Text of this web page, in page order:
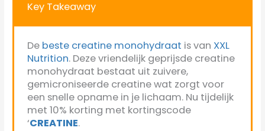
Key Takeaway
De beste creatine monohydraat is van XXL
Nutrition. Deze vriendelijk geprijsde creatine
monohydraat bestaat uit zuivere,
gemicroniseerde creatine wat zorgt voor
een snelle opname in je lichaam. Nu tijdelijk
met 10% korting met kortingscode
‘CREATINE.